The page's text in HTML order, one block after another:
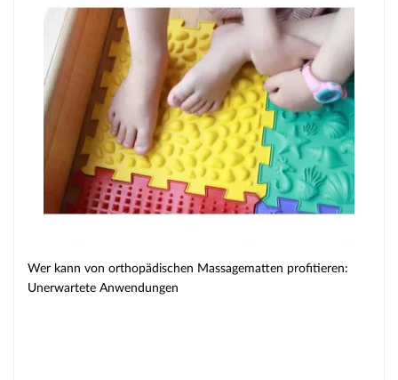
Wer kann von orthopädischen Massagematten profitieren:
Unerwartete Anwendungen